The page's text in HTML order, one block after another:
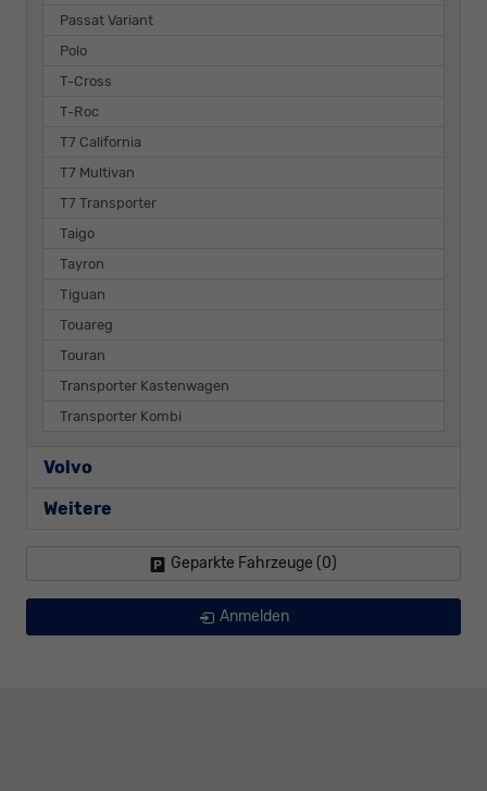
Passat Variant
Polo
T-Cross
T-Roc
T7 California
T7 Multivan
T7 Transporter
Taigo
Tayron
Tiguan
Touareg
Touran
Transporter Kastenwagen
Transporter Kombi
Volvo
Weitere
Geparkte Fahrzeuge (0)
Anmelden